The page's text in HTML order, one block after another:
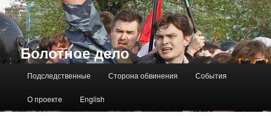
Болотное дело
Подследственные Сторона обвинения События
О проекте English